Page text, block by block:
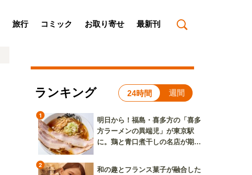
旅行 コミック お取り寄せ 最新刊
ランキング 24時間 週間
1
明日から！福島・喜多方の「喜多
方ラーメンの異端児」が東京駅
に。鶏と青口煮干しの名店が期間
2
和の趣とフランス菓子が融合した